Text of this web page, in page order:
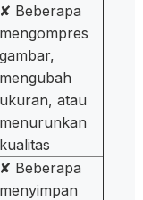
✘ Beberapa
mengompres
gambar,
mengubah
ukuran, atau
menurunkan
kualitas
✘ Beberapa
menyimpan